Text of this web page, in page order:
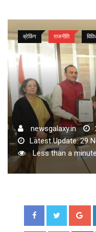
ब्रेकिंग राजनीति
newsgalaxy.in
Latest Update: 29
Less than a minute